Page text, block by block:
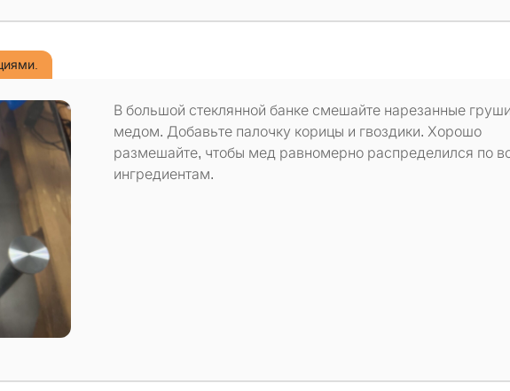
В большой стеклянной банке смешайте нарезанные
медом. Добавьте палочку корицы и гвоздики. Хорошо
размешайте, чтобы мед равномерно распределился по
ингредиентам.